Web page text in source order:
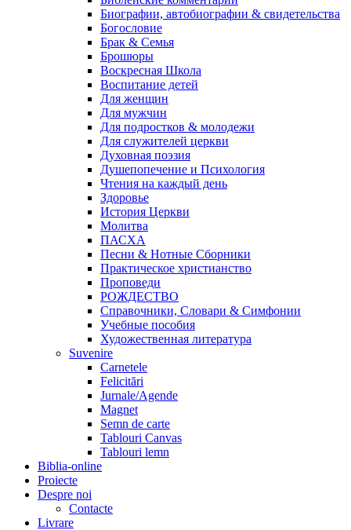
Биографии, автобиографии & свидетельства
Богословие
Брак & Семья
Брошюры
Воскресная Школа
Воспитание детей
Для женщин
Для мужчин
Для подростков & молодежи
Для служителей церкви
Духовная поэзия
Душепопечение и Психология
Чтения на каждый день
Здоровье
История Церкви
Молитва
ПАСХА
Песни & Нотные Сборники
Практическое христианство
Проповеди
РОЖДЕСТВО
Справочники, Словари & Симфонии
Учебные пособия
Художественная литература
Suvenire
Carnetele
Felicitări
Jurnale/Agende
Magnet
Semn de carte
Tablouri Canvas
Tablouri lemn
Biblia-online
Proiecte
Despre noi
Contacte
Livrare